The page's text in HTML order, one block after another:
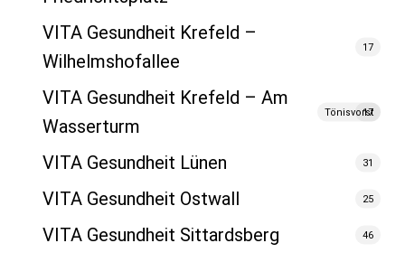
VITA Gesundheit Krefeld –
Wilhelmshofallee
17
VITA Gesundheit Krefeld
Tönisvorst
– Am
Wasserturm
17
VITA Gesundheit Lünen 31
VITA Gesundheit Ostwall 25
VITA Gesundheit Sittardsberg 46